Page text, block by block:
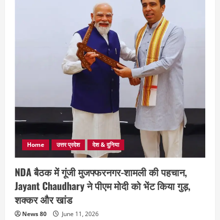
Home उत्तर प्रदेश देश & दुनिया
NDA बैठक में गूंजी मुजफ्फरनगर-शामली की पहचान,
Jayant Chaudhary ने पीएम मोदी को भेंट किया गुड़,
शक्कर और खांड
News 80 June 11, 2026